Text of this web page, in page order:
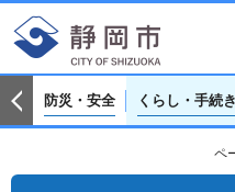
防災・安全 くらし・手続き
ペ